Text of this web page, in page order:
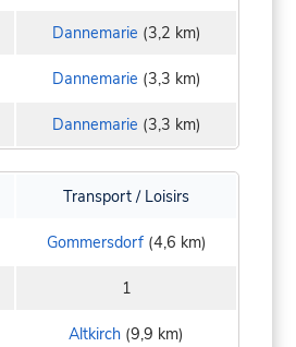
Dannemarie (3,2 km)
Dannemarie (3,3 km)
Dannemarie (3,3 km)
Transport / Loisirs
Gommersdorf(4,6 km)
1
Altkirch (9,9 km)